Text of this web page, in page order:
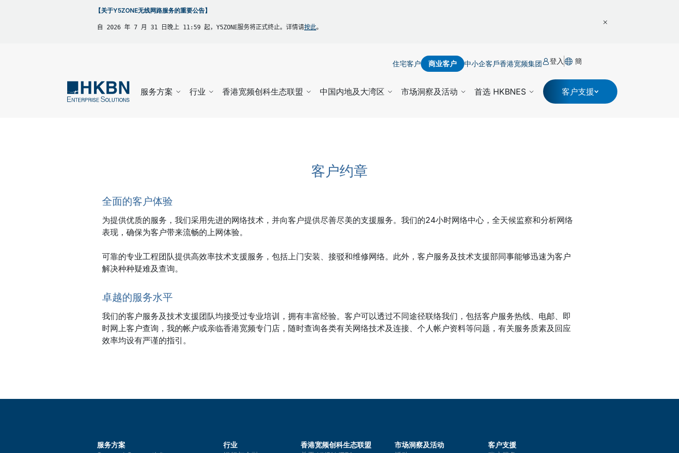
【关于Y5ZONE无线网路服务的重要公告】
自 2026 年 7 月 31 日晚上 11:59 起，Y5ZONE服务将正式终止。详情请按此。
住宅客户 商业客户 中小企客戶香港宽频集团 登入 簡
服务方案 行业 香港宽频创科生态联盟 中国内地及大湾区 市场洞察及活动 首选 HKBNES 客户支援
客户约章
全面的客户体验
为提供优质的服务，我们采用先进的网络技术，并向客户提供尽善尽美的支援服务。我们的24小时网络中心，全天候监察和分析网络
表现，确保为客户带来流畅的上网体验。
可靠的专业工程团队提供高效率技术支援服务，包括上门安装、接驳和维修网络。此外，客户服务及技术支援部同事能够迅速为客户
解决种种疑难及查询。
卓越的服务水平
我们的客户服务及技术支援团队均接受过专业培训，拥有丰富经验。客户可以透过不同途径联络我们，包括客户服务热线、电邮、即
时网上客户查询，我的帐户或亲临香港宽频专门店，随时查询各类有关网络技术及连接、个人帐户资料等问题，有关服务质素及回应
效率均设有严谨的指引。
服务方案
行业
香港宽频创科生态联盟
市场洞察及活动
客户支援